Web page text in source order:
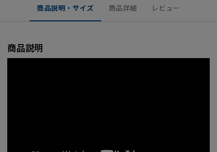
商品説明・サイズ 商品詳細 レビュー
商品説明